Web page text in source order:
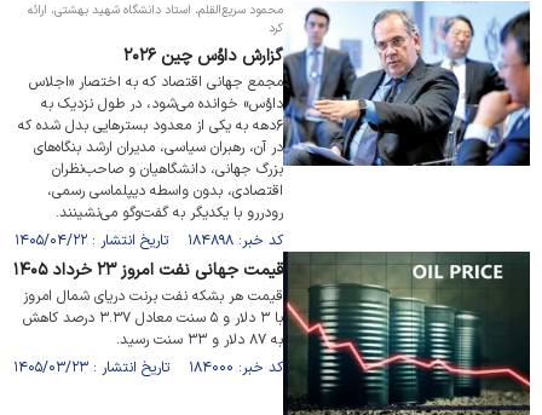
محمود سریع‌القلم، استاد دانشگاه شهید بهشتی، ارائه
کرد
گزارش داوُس چین ۲۰۲۶
مجمع جهانی اقتصاد که به اختصار «اجلاس
داوُس» خوانده می‌شود، در طول نزدیک به
۶دهه به یکی از معدود بستر‌هایی بدل شده که
در آن، رهبران سیاسی، مدیران ارشد بنگاه‌های
بزرگ جهانی، دانشگاهیان و صاحب‌نظران
اقتصادی، بدون واسطه دیپلماسی رسمی،
رودررو با یکدیگر به گفت‌و‌گو می‌نشینند.
کد خبر: ۱۸۴۸۹۸ تاریخ انتشار : ۱۴۰۵/۰۴/۲۲
قیمت جهانی نفت امروز ۲۳ خرداد ۱۴۰۵
قیمت هر بشکه نفت برنت دریای شمال امروز
با ۳ دلار و ۵ سنت معادل ۳.۳۷ درصد کاهش
به ۸۷ دلار و ۳۳ سنت رسید.
کد خبر: ۱۸۴۰۰۰ تاریخ انتشار : ۱۴۰۵/۰۳/۲۳